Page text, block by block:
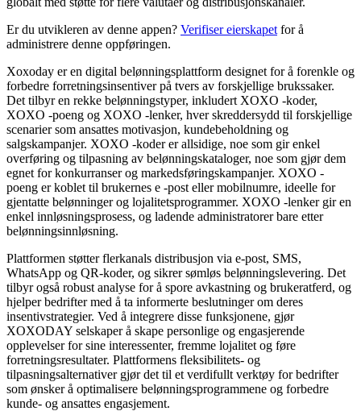
Er du utvikleren av denne appen? Verifiser eierskapet for å
administrere denne oppføringen.
Xoxoday er en digital belønningsplattform designet for å forenkle og
forbedre forretningsinsentiver på tvers av forskjellige brukssaker.
Det tilbyr en rekke belønningstyper, inkludert XOXO -koder,
XOXO -poeng og XOXO -lenker, hver skreddersydd til forskjellige
scenarier som ansattes motivasjon, kundebeholdning og
salgskampanjer. XOXO -koder er allsidige, noe som gir enkel
overføring og tilpasning av belønningskataloger, noe som gjør dem
egnet for konkurranser og markedsføringskampanjer. XOXO -
poeng er koblet til brukernes e -post eller mobilnumre, ideelle for
gjentatte belønninger og lojalitetsprogrammer. XOXO -lenker gir en
enkel innløsningsprosess, og ladende administratorer bare etter
belønningsinnløsning.
Plattformen støtter flerkanals distribusjon via e-post, SMS,
WhatsApp og QR-koder, og sikrer sømløs belønningslevering. Det
tilbyr også robust analyse for å spore avkastning og brukeratferd, og
hjelper bedrifter med å ta informerte beslutninger om deres
insentivstrategier. Ved å integrere disse funksjonene, gjør
XOXODAY selskaper å skape personlige og engasjerende
opplevelser for sine interessenter, fremme lojalitet og føre
forretningsresultater. Plattformens fleksibilitets- og
tilpasningsalternativer gjør det til et verdifullt verktøy for bedrifter
som ønsker å optimalisere belønningsprogrammene og forbedre
kunde- og ansattes engasjement.